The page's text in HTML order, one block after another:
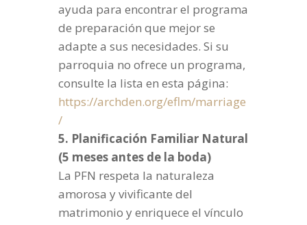
ayuda para encontrar el programa
de preparación que mejor se
adapte a sus necesidades. Si su
parroquia no ofrece un programa,
consulte la lista en esta página:
https://archden.org/eflm/marriage
/
5. Planificación Familiar Natural
(5 meses antes de la boda)
La PFN respeta la naturaleza
amorosa y vivificante del
matrimonio y enriquece el vínculo